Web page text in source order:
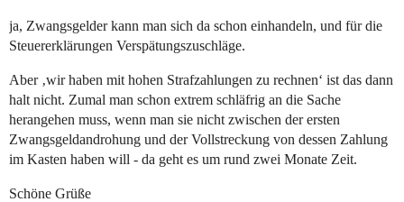
ja, Zwangsgelder kann man sich da schon einhandeln, und für die
Steuererklärungen Verspätungszuschläge.
Aber ‚wir haben mit hohen Strafzahlungen zu rechnen‘ ist das dann
halt nicht. Zumal man schon extrem schläfrig an die Sache
herangehen muss, wenn man sie nicht zwischen der ersten
Zwangsgeldandrohung und der Vollstreckung von dessen Zahlung
im Kasten haben will - da geht es um rund zwei Monate Zeit.
Schöne Grüße